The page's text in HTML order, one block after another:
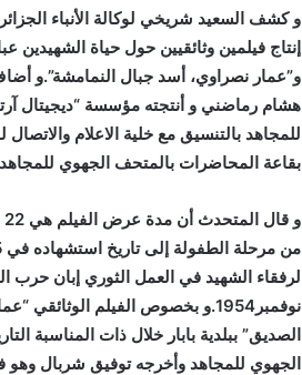
إنتاج فيلمين وثائقيين حول حياة
و”عمار نصراوي، أسد جبال النمامشة”.و
هشام رماضني و أنتجته مؤسسة “ديجيتال
للمجاهد بالتنسيق مع خلية الاعلام
بقاعة المحاضرات بالمتحف الجهوي للمجاهد
لرفقاء الشهيد في العمل الثوري إبان حرب
نوفمبر1954.و بخصوص الفيلم
الصديق” ببلدية بابار خلال ذات المناسبة